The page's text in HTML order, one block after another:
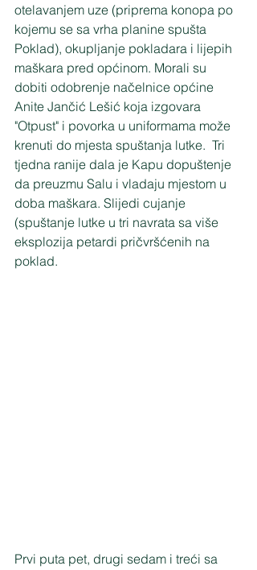
otelavanjem uze (priprema konopa po
kojemu se sa vrha planine spušta
Poklad), okupljanje pokladara i lijepih
maškara pred općinom. Morali su
dobiti odobrenje načelnice općine
Anite Jančić Lešić koja izgovara
"Otpust" i povorka u uniformama može
krenuti do mjesta spuštanja lutke.  Tri
tjedna ranije dala je Kapu dopuštenje
da preuzmu Salu i vladaju mjestom u
doba maškara. Slijedi cujanje
(spuštanje lutke u tri navrata sa više
eksplozija petardi pričvršćenih na
poklad.
Prvi puta pet, drugi sedam i treći sa